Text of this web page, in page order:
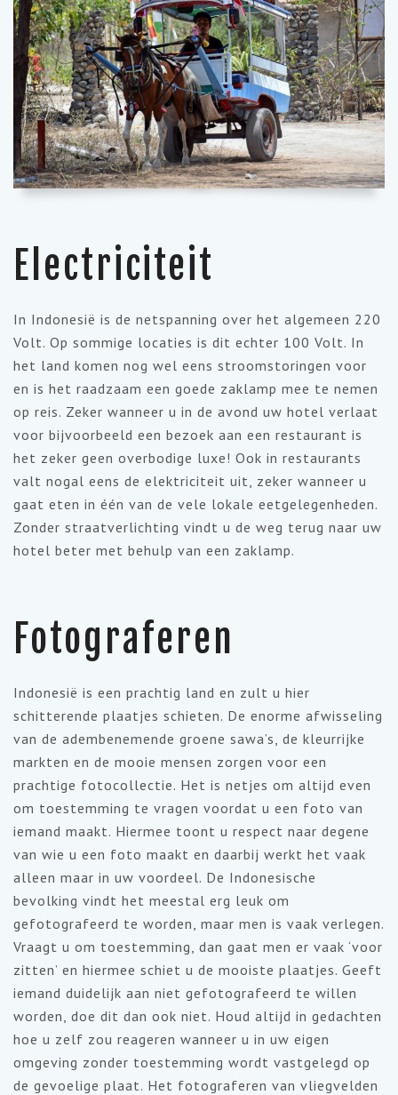
Electriciteit
In Indonesië is de netspanning over het algemeen 220
Volt. Op sommige locaties is dit echter 100 Volt. In
het land komen nog wel eens stroomstoringen voor
en is het raadzaam een goede zaklamp mee te nemen
op reis. Zeker wanneer u in de avond uw hotel verlaat
voor bijvoorbeeld een bezoek aan een restaurant is
het zeker geen overbodige luxe! Ook in restaurants
valt nogal eens de elektriciteit uit, zeker wanneer u
gaat eten in één van de vele lokale eetgelegenheden.
Zonder straatverlichting vindt u de weg terug naar uw
hotel beter met behulp van een zaklamp.
Fotograferen
Indonesië is een prachtig land en zult u hier
schitterende plaatjes schieten. De enorme afwisseling
van de adembenemende groene sawa’s, de kleurrijke
markten en de mooie mensen zorgen voor een
prachtige fotocollectie. Het is netjes om altijd even
om toestemming te vragen voordat u een foto van
iemand maakt. Hiermee toont u respect naar degene
van wie u een foto maakt en daarbij werkt het vaak
alleen maar in uw voordeel. De Indonesische
bevolking vindt het meestal erg leuk om
gefotografeerd te worden, maar men is vaak verlegen.
Vraagt u om toestemming, dan gaat men er vaak ‘voor
zitten’ en hiermee schiet u de mooiste plaatjes. Geeft
iemand duidelijk aan niet gefotografeerd te willen
worden, doe dit dan ook niet. Houd altijd in gedachten
hoe u zelf zou reageren wanneer u in uw eigen
omgeving zonder toestemming wordt vastgelegd op
de gevoelige plaat. Het fotograferen van vliegvelden